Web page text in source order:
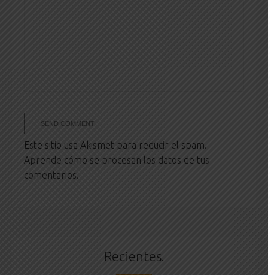
Este sitio usa Akismet para reducir el spam.
Aprende cómo se procesan los datos de tus
comentarios.
Recientes.